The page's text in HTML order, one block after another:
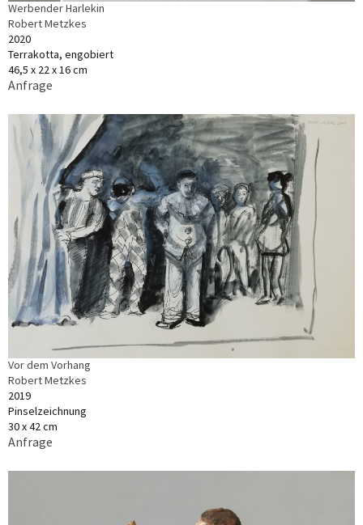
Werbender Harlekin
Robert Metzkes
2020
Terrakotta, engobiert
46,5 x 22 x 16 cm
Anfrage
Vor dem Vorhang
Robert Metzkes
2019
Pinselzeichnung
30 x 42 cm
Anfrage